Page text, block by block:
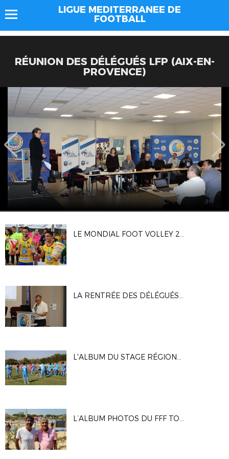
LIGUE MEDITERRANEE DE
FOOTBALL
RÉUNION DES DÉLÉGUÉS LFP (AIX-EN-
PROVENCE)
LE MONDIAL FOOT VOLLEY 2017 !
LA RENTRÉE DES DÉLÉGUÉS MÉDITERRANÉENS
L'ALBUM DU STAGE RÉGIONAL U16 GARÇONS AU CREPS AIX
L’ALBUM PHOTOS DU FFF TOUR 2017 À BORMES-LES-MIMOSAS